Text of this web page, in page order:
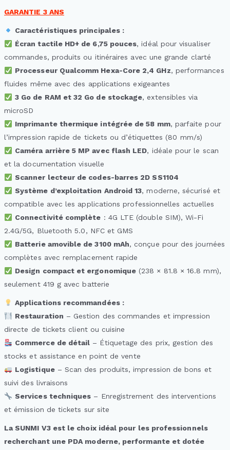
GARANTIE 3 ANS
Caractéristiques principales :
Écran tactile HD+ de 6,75 pouces, idéal pour visualiser
commandes, produits ou itinéraires avec une grande clarté
Processeur Qualcomm Hexa-Core 2,4 GHz, performances
fluides même avec des applications exigeantes
3 Go de RAM et 32 Go de stockage, extensibles via
microSD
Imprimante thermique intégrée de 58 mm, parfaite pour
l’impression rapide de tickets ou d’étiquettes (80 mm/s)
Caméra arrière 5 MP avec flash LED, idéale pour le scan
et la documentation visuelle
Scanner lecteur de codes-barres 2D SS1104
Système d’exploitation Android 13, moderne, sécurisé et
compatible avec les applications professionnelles actuelles
Connectivité complète : 4G LTE (double SIM), Wi-Fi
2.4G/5G, Bluetooth 5.0, NFC et GMS
Batterie amovible de 3100 mAh, conçue pour des journées
complètes avec remplacement rapide
Design compact et ergonomique (238 × 81.8 × 16.8 mm),
seulement 419 g avec batterie
Applications recommandées :
Restauration – Gestion des commandes et impression
directe de tickets client ou cuisine
Commerce de détail – Étiquetage des prix, gestion des
stocks et assistance en point de vente
Logistique– Scan des produits, impression de bons et
suivi des livraisons
Services techniques – Enregistrement des interventions
et émission de tickets sur site
La SUNMI V3 est le choix idéal pour les professionnels
recherchant une PDA moderne, performante et dotée